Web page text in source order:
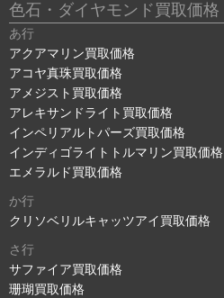
色石・ダイヤモンド買取価格
あ行
アクアマリン買取価格
アコヤ真珠買取価格
アメジスト買取価格
アレキサンドライト買取価格
インペリアルトパーズ買取価格
インディゴライトトルマリン買取価格
エメラルド買取価格
か行
クリソベリルキャッツアイ買取価格
さ行
サファイア買取価格
珊瑚買取価格